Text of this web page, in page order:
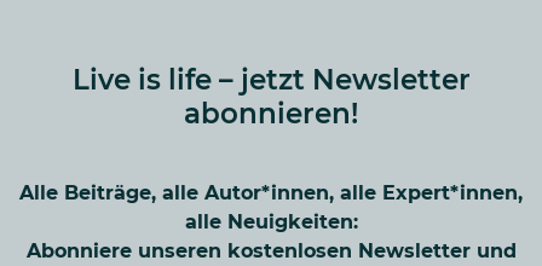
Live is life – jetzt Newsletter
abonnieren!
Alle Beiträge, alle Autor*innen, alle Expert*innen,
alle Neuigkeiten:
Abonniere unseren kostenlosen Newsletter und